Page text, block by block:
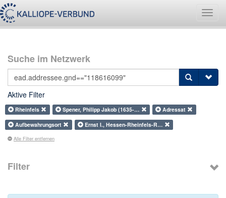
Suche im Netzwerk
Aktive Filter
Rheinfels Spener, Philipp Jakob (1635-…
Adressat
Aufbewahrungsort
Ernst I., Hessen-Rheinfels-R…
Alle Filter entfernen
Filter